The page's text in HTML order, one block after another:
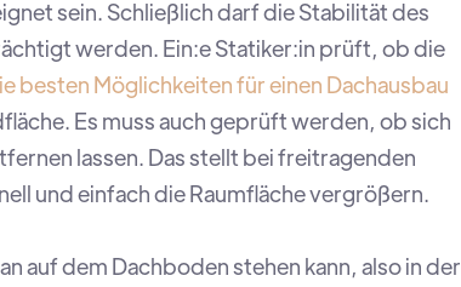
sein. Schließlich darf die Stabilität des
werden. Ein:e Statiker:in prüft, ob die
besten Möglichkeiten für einen Dachausbau
Es muss auch geprüft werden, ob sich
lassen. Das stellt bei freitragenden
und einfach die Raumfläche vergrößern.
auf dem Dachboden stehen kann, also in der